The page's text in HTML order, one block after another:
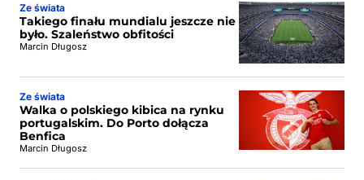
Ze świata
Takiego finału mundialu jeszcze nie
było. Szaleństwo obfitości
Marcin Długosz
Ze świata
Walka o polskiego kibica na rynku
portugalskim. Do Porto dołącza
Benfica
Marcin Długosz